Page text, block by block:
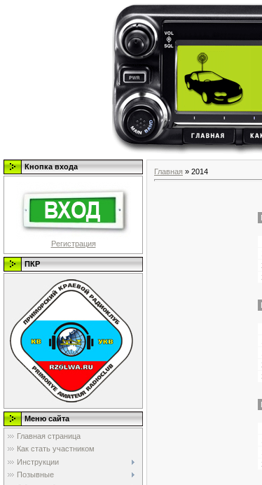
Кнопка входа
Регистрация
ПКР
Меню сайта
Главная страница
Как стать участником
Инструкции
Позывные
Главная » 2014